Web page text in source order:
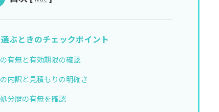
ぶときのチェックポイント
有無と有効期限の確認
内訳と見積もりの明確さ
分歴の有無を確認